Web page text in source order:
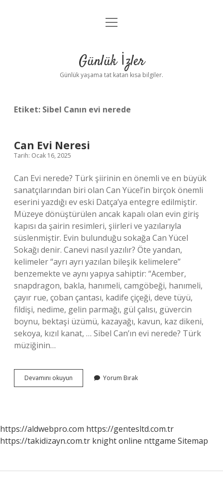
Anasayfa
Yasal Uyarı
menüyü
Günlük İzler
Günlük yaşama tat katan kısa bilgiler.
Etiket: Sibel Canın evi nerede
Can Evi Neresi
Tarih: Ocak 16, 2025
Can Evi nerede? Türk şiirinin en önemli ve en büyük
sanatçılarından biri olan Can Yücel’in birçok önemli
eserini yazdığı ev eski Datça’ya entegre edilmiştir.
Müzeye dönüştürülen ancak kapalı olan evin giriş
kapısı da şairin resimleri, şiirleri ve yazılarıyla
süslenmiştir. Evin bulunduğu sokağa Can Yücel
Sokağı denir. Canevi nasıl yazılır? Öte yandan,
kelimeler “ayrı ayrı yazılan bileşik kelimelere”
benzemekte ve aynı yapıya sahiptir: “Acember,
snapdragon, bakla, hanımeli, camgöbeği, hanımeli,
çayır rue, çoban çantası, kadife çiçeği, deve tüyü,
fildişi, nedime, gelin parmağı, gül çalısı, güvercin
boynu, bektaşi üzümü, kazayağı, kavun, kaz dikeni,
sekoya, kızıl kanat, … Sibel Can’ın evi nerede? Türk
müziğinin…
Devamını okuyun
Evi
Yorum Bırak
https://aldwebpro.com https://gentesltd.com.tr
https://takidizayn.com.tr knight online nttgame Sitemap